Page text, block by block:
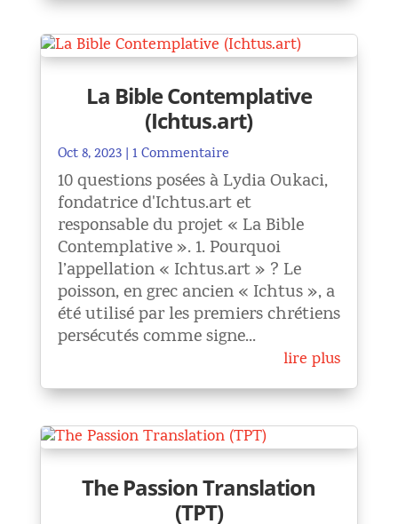
La Bible Contemplative
(Ichtus.art)
Oct 8, 2023| 1 Commentaire
10 questions posées à Lydia Oukaci,
fondatrice d'Ichtus.art et
responsable du projet « La Bible
Contemplative ». 1. Pourquoi
l’appellation « Ichtus.art » ? Le
poisson, en grec ancien « Ichtus », a
été utilisé par les premiers chrétiens
persécutés comme signe...
lire plus
The Passion Translation
(TPT)